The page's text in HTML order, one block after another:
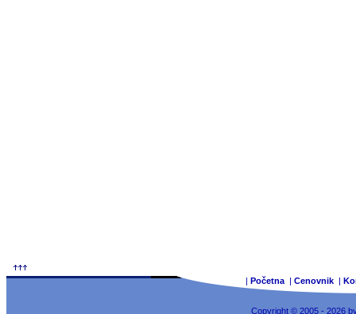
| Početna | Cenovnik |
Copyright © 2005 - 2026